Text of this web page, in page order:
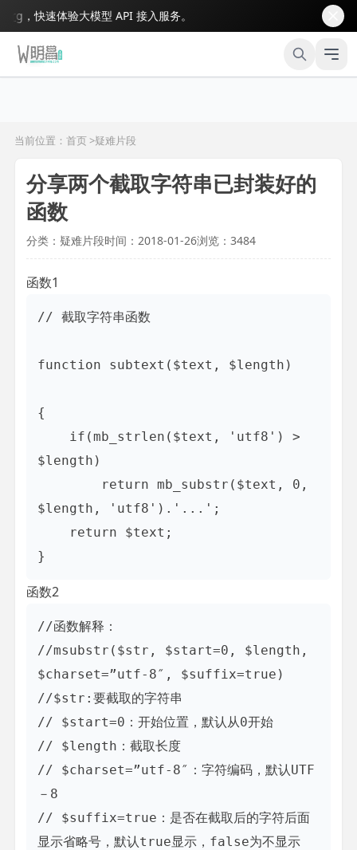
，快速体验大模型 API 接入服务。
当前位置：首页 >疑难片段
分享两个截取字符串已封装好的
函数
分类：疑难片段时间：2018-01-26浏览：3484
函数1
// 截取字符串函数
function subtext($text, $length)
{
$length)
$length, 'utf8').'...';
}
函数2
//函数解释：
//msubstr($str, $start=0, $length,
$charset=”utf-8″, $suffix=true)
//$str:要截取的字符串
// $start=0：开始位置，默认从0开始
// $length：截取长度
// $charset=”utf-8″：字符编码，默认UTF
－8
// $suffix=true：是否在截取后的字符后面
显示省略号，默认true显示，false为不显示